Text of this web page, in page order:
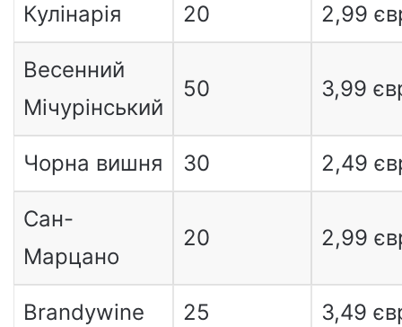
Кулінарія 20 2,99
Весенний
Мічурінський
50 3,99
Чорна вишня 30 2,49
Сан-
Марцано
20 2,99
Brandywine 25 3,49